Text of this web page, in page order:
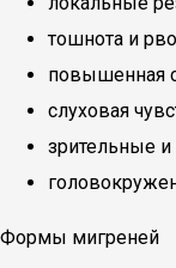
тошнота и
повышенная
слуховая
зрительные
Формы мигреней